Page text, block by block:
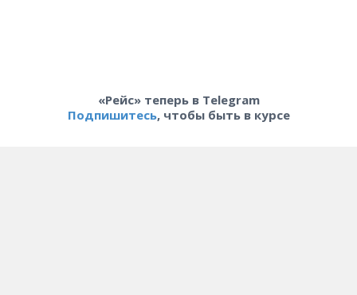
«Рейс» теперь в Telegram
Подпишитесь, чтобы быть в курсе